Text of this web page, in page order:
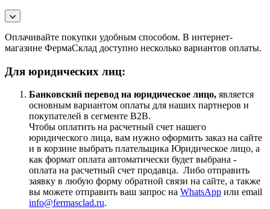
Оплачивайте покупки удобным способом. В интернет-
магазине ФермаСклад доступно несколько вариантов оплаты.
Для юридических лиц:
Банковский перевод на юридическое лицо, является
основным вариантом оплаты для наших партнеров и
покупателей в сегменте B2B.
Чтобы оплатить на расчетный счет нашего
юридического лица, вам нужно оформить заказ на сайте
и в корзине выбрать плательщика Юридическое лицо, а
как формат оплата автоматически будет выбрана -
оплата на расчетный счет продавца. Либо отправить
заявку в любую форму обратной связи на сайте, а также
вы можете отправить ваш запрос на WhatsApp или email
info@fermasclad.ru.